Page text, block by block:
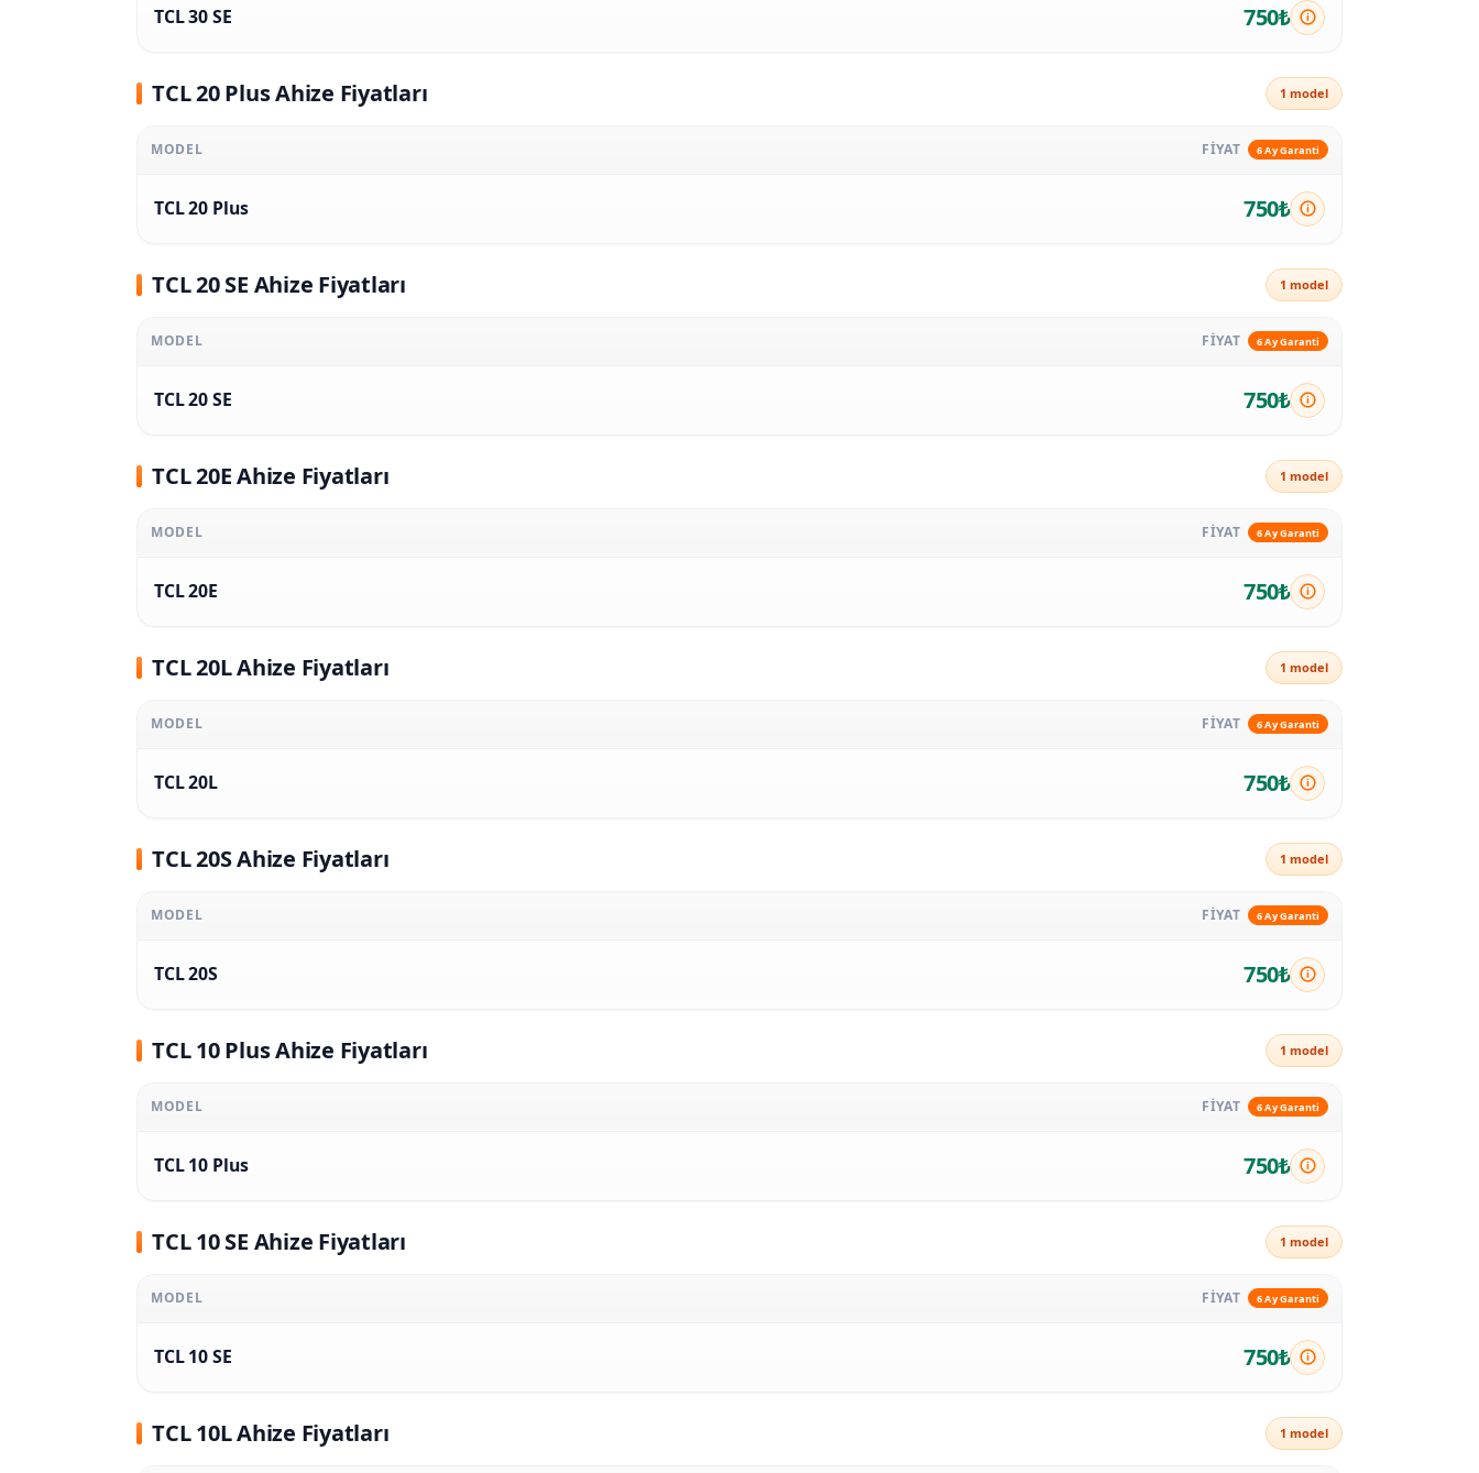
TCL 30 SE 750₺
TCL 20 Plus Ahize Fiyatları 1 model
MODEL FİYAT 6 Ay Garanti
TCL 20 Plus 750₺
TCL 20 SE Ahize Fiyatları 1 model
MODEL FİYAT 6 Ay Garanti
TCL 20 SE 750₺
TCL 20E Ahize Fiyatları 1 model
MODEL FİYAT 6 Ay Garanti
TCL 20E 750₺
TCL 20L Ahize Fiyatları 1 model
MODEL FİYAT 6 Ay Garanti
TCL 20L 750₺
TCL 20S Ahize Fiyatları 1 model
MODEL FİYAT 6 Ay Garanti
TCL 20S 750₺
TCL 10 Plus Ahize Fiyatları 1 model
MODEL FİYAT 6 Ay Garanti
TCL 10 Plus 750₺
TCL 10 SE Ahize Fiyatları 1 model
MODEL FİYAT 6 Ay Garanti
TCL 10 SE 750₺
TCL 10L Ahize Fiyatları 1 model